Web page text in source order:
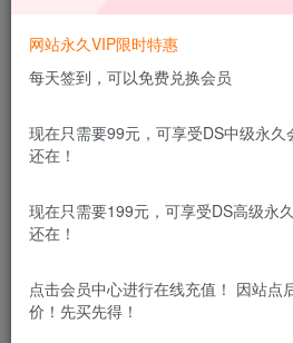
太极app是一款免root、免刷机
手机app的功能，比如修改微信步
快来下载吧！
网站永久VIP限时特惠
每天签到，可以免费兑换会员
现在只需要99元，可享受DS中级永
还在！
现在只需要199元，可享受DS高级永
还在！
点击会员中心进行在线充值！ 因站点
价！先买先得！